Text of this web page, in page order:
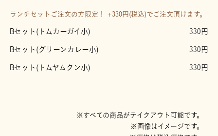
ランチセットご注文の方限定！ +330円(税込)でご注文頂けます。
Bセット(トムカーガイ小) 330円
Bセット(グリーンカレー小) 330円
Bセット(トムヤムクン小) 330円
※すべての商品がテイクアウト可能です。
※画像はイメージです。